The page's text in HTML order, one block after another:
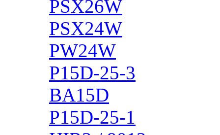
PSX26W
PSX24W
PW24W
P15D-25-3
BA15D
P15D-25-1